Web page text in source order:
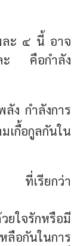
ละ ๔ นี้ อาจ
ละ คือกำลัง
ง กำลังการ
กื้อกูลกันใน
ที่เรียกว่า
ใจรักหรือมี
ลือกันในการ